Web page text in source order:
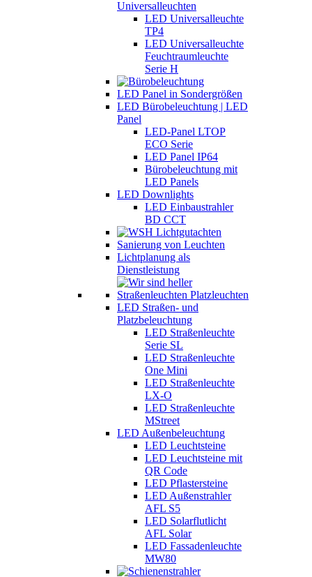
Universalleuchten
LED Universalleuchte
TP4
LED Universalleuchte
Feuchtraumleuchte
Serie H
LED Panel in Sondergrößen
LED Bürobeleuchtung | LED
Panel
LED-Panel LTOP
ECO Serie
LED Panel IP64
Bürobeleuchtung mit
LED Panels
LED Downlights
LED Einbaustrahler
BD CCT
Sanierung von Leuchten
Lichtplanung als
Dienstleistung
LED Straßen- und
Platzbeleuchtung
LED Straßenleuchte
Serie SL
LED Straßenleuchte
One Mini
LED Straßenleuchte
LX-O
LED Straßenleuchte
MStreet
LED Außenbeleuchtung
LED Leuchtsteine
LED Leuchtsteine mit
QR Code
LED Pflastersteine
LED Außenstrahler
AFL S5
LED Solarflutlicht
AFL Solar
LED Fassadenleuchte
MW80